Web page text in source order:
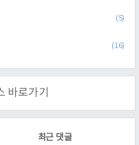
(5)
(16)
바로가기
최근 댓글